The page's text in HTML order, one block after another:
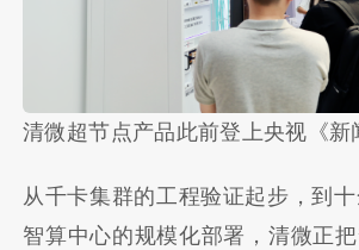
清微超节点产品此前登上央视《新
从千卡集群的工程验证起步，到
智算中心的规模化部署，清微正